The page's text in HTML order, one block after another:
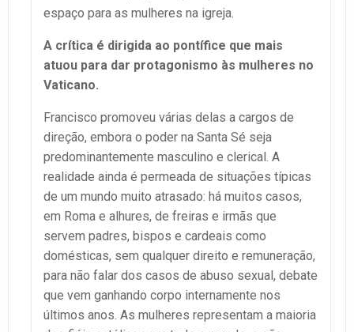
espaço para as mulheres na igreja.
A crítica é dirigida ao pontífice que mais
atuou para dar protagonismo às mulheres no
Vaticano.
Francisco promoveu várias delas a cargos de
direção, embora o poder na Santa Sé seja
predominantemente masculino e clerical. A
realidade ainda é permeada de situações típicas
de um mundo muito atrasado: há muitos casos,
em Roma e alhures, de freiras e irmãs que
servem padres, bispos e cardeais como
domésticas, sem qualquer direito e remuneração,
para não falar dos casos de abuso sexual, debate
que vem ganhando corpo internamente nos
últimos anos. As mulheres representam a maioria